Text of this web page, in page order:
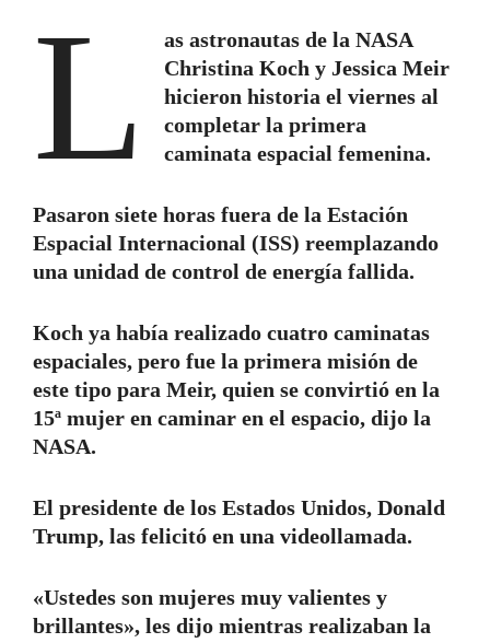
L
as astronautas de la NASA
Christina Koch y Jessica Meir
hicieron historia el viernes al
completar la primera
caminata espacial femenina.
Pasaron siete horas fuera de la Estación
Espacial Internacional (ISS) reemplazando
una unidad de control de energía fallida.
Koch ya había realizado cuatro caminatas
espaciales, pero fue la primera misión de
este tipo para Meir, quien se convirtió en la
15ª mujer en caminar en el espacio, dijo la
NASA.
El presidente de los Estados Unidos, Donald
Trump, las felicitó en una videollamada.
«Ustedes son mujeres muy valientes y
brillantes», les dijo mientras realizaban la